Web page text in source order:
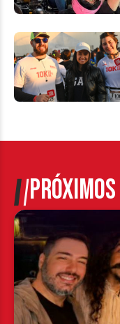
PRÓXIMOS